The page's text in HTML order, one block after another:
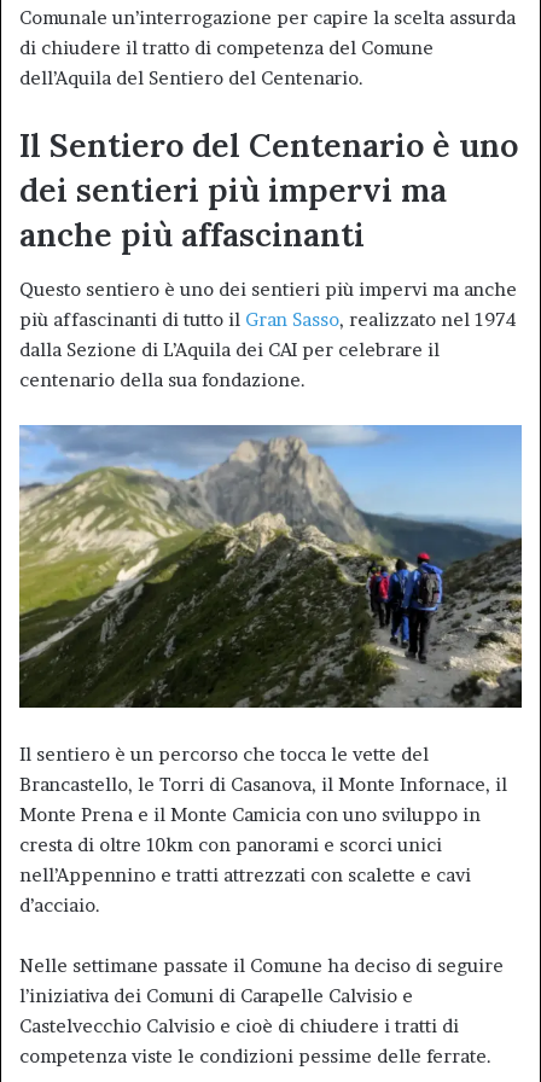
Comunale un’interrogazione per capire la scelta assurda
di chiudere il tratto di competenza del Comune
dell’Aquila del Sentiero del Centenario.
Il Sentiero del Centenario è uno
dei sentieri più impervi ma
anche più affascinanti
Questo sentiero è uno dei sentieri più impervi ma anche
più affascinanti di tutto il Gran Sasso, realizzato nel 1974
dalla Sezione di L’Aquila dei CAI per celebrare il
centenario della sua fondazione.
Il sentiero è un percorso che tocca le vette del
Brancastello, le Torri di Casanova, il Monte Infornace, il
Monte Prena e il Monte Camicia con uno sviluppo in
cresta di oltre 10km con panorami e scorci unici
nell’Appennino e tratti attrezzati con scalette e cavi
d’acciaio.
Nelle settimane passate il Comune ha deciso di seguire
l’iniziativa dei Comuni di Carapelle Calvisio e
Castelvecchio Calvisio e cioè di chiudere i tratti di
competenza viste le condizioni pessime delle ferrate.